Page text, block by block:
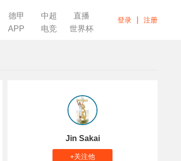
德甲 中超
直播
APP 电竞 世界杯
登录 注册
Jin Sakai
+关注他